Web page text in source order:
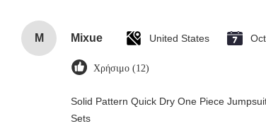
M Mixue United States
Χρήσιμο (12)
Solid Pattern Quick Dry One Piece
Sets